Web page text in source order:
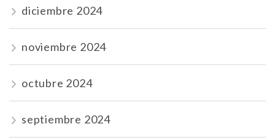
diciembre 2024
noviembre 2024
octubre 2024
septiembre 2024